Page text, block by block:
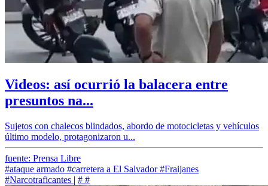
Videos: así ocurrió la balacera entre
presuntos na...
Sujetos con chalecos blindados, abordo de motocicletas y vehículos
último modelo, protagonizaron u...
fuente: Prensa Libre
#ataque armado #carretera a El Salvador #Fraijanes
#Narcotraficantes | # #